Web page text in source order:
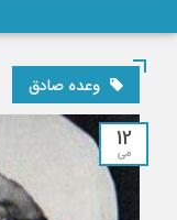
وعده صادق
12
می